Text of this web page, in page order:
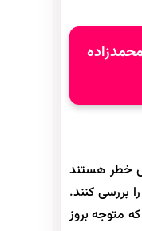
خطر هستند
بررسی کنند.
متوجه بروز